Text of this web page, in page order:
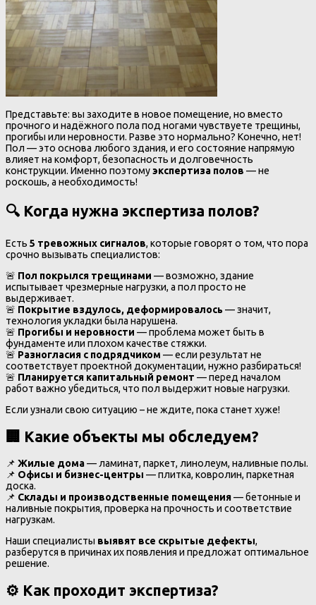
Представьте: вы заходите в новое помещение, но вместо
прочного и надёжного пола под ногами чувствуете трещины,
прогибы или неровности. Разве это нормально? Конечно, нет!
Пол — это основа любого здания, и его состояние напрямую
влияет на комфорт, безопасность и долговечность
конструкции. Именно поэтомуэкспертиза полов — не
роскошь, а необходимость!
🔍 Когда нужна экспертиза полов?
Есть 5 тревожных сигналов, которые говорят о том, что пора
срочно вызывать специалистов:
🚨 Пол покрылся трещинами — возможно, здание
испытывает чрезмерные нагрузки, а пол просто не
выдерживает.
🚨 Покрытие вздулось, деформировалось — значит,
технология укладки была нарушена.
🚨 Прогибы и неровности — проблема может быть в
фундаменте или плохом качестве стяжки.
🚨 Разногласия с подрядчиком — если результат не
соответствует проектной документации, нужно разбираться!
🚨 Планируется капитальный ремонт — перед началом
работ важно убедиться, что пол выдержит новые нагрузки.
Если узнали свою ситуацию – не ждите, пока станет хуже!
🏢 Какие объекты мы обследуем?
📌 Жилые дома— ламинат, паркет, линолеум, наливные полы.
📌 Офисы и бизнес-центры — плитка, ковролин, паркетная
доска.
📌 Склады и производственные помещения— бетонные и
наливные покрытия, проверка на прочность и соответствие
нагрузкам.
Наши специалисты выявят все скрытые дефекты,
разберутся в причинах их появления и предложат оптимальное
решение.
⚙️ Как проходит экспертиза?